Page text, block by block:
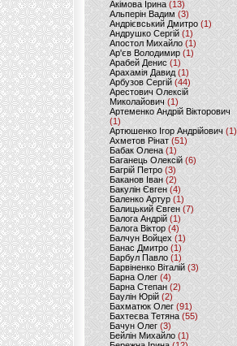
Акімова Ірина(13)
Альперін Вадим (3)
Андрієвський Дмитро(1)
Андрушко Сергій(1)
Апостол Михайло(1)
Ар'єв Володимир (1)
Арабей Денис(1)
Арахамія Давид (1)
Арбузов Сергій (44)
Арестович Олексій
Миколайович(1)
Артеменко Андрій Вікторович
(1)
Артюшенко Ігор Андрійович(1)
Ахметов Рінат(51)
Бабак Олена(1)
Баганець Олексій(6)
Багрій Петро (3)
Баканов Іван(2)
Бакулін Євген (4)
Баленко Артур(1)
Балицький Євген(7)
Балога Андрій (1)
Балога Віктор (4)
Балчун Войцех (1)
Банас Дмитро (1)
Барбул Павло(1)
Барвіненко Віталій(3)
Барна Олег (4)
Барна Степан (2)
Баулін Юрій (2)
Бахматюк Олег (91)
Бахтеєва Тетяна(55)
Бачун Олег (3)
Бейлін Михайло (1)